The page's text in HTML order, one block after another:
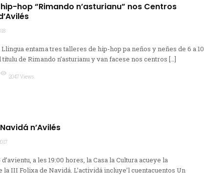
hop “Rimando n’asturianu” nos Centros
Llingua entama tres talleres de hip-hop pa neños y neñes de 6 a 10
de Rimando n’asturianu y van facese nos centros […]
visibility
2047 Views
n’Avilés
a les 19:00 hores, la Casa la Cultura acueye la
III Folixa de Navidá. L’actividá incluye’l cuentacuentos Un